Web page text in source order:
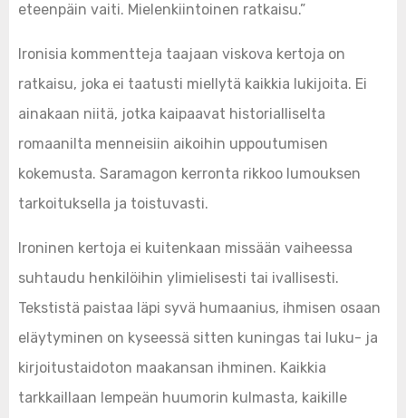
eteenpäin vaiti. Mielenkiintoinen ratkaisu.”
Ironisia kommentteja taajaan viskova kertoja on
ratkaisu, joka ei taatusti miellytä kaikkia lukijoita. Ei
ainakaan niitä, jotka kaipaavat historialliselta
romaanilta menneisiin aikoihin uppoutumisen
kokemusta. Saramagon kerronta rikkoo lumouksen
tarkoituksella ja toistuvasti.
Ironinen kertoja ei kuitenkaan missään vaiheessa
suhtaudu henkilöihin ylimielisesti tai ivallisesti.
Tekstistä paistaa läpi syvä humaanius, ihmisen osaan
eläytyminen on kyseessä sitten kuningas tai luku- ja
kirjoitustaidoton maakansan ihminen. Kaikkia
tarkkaillaan lempeän huumorin kulmasta, kaikille